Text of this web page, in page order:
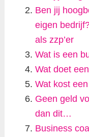
Ben jij
eigen
als zzp’er
Wat is een
Wat doet
Wat kost
Geen geld
dan dit…
Business